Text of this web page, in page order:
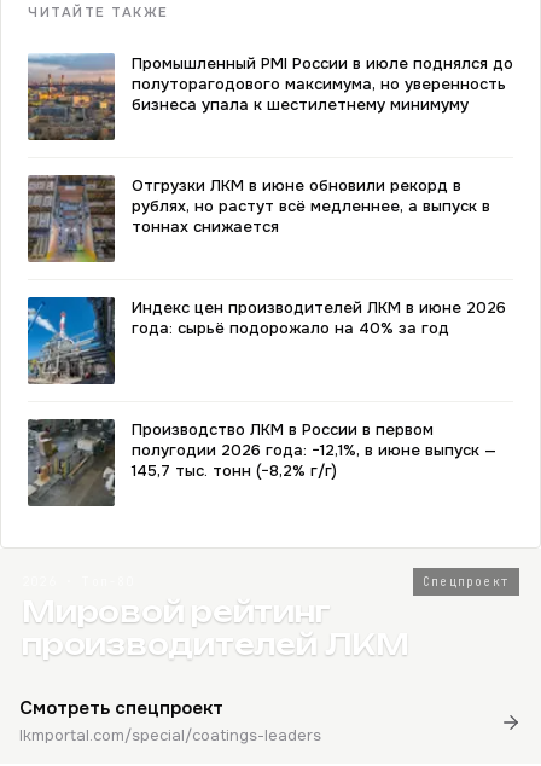
ЧИТАЙТЕ ТАКЖЕ
Промышленный PMI России в июле поднялся до
полуторагодового максимума, но уверенность
бизнеса упала к шестилетнему минимуму
Отгрузки ЛКМ в июне обновили рекорд в
рублях, но растут всё медленнее, а выпуск в
тоннах снижается
Индекс цен производителей ЛКМ в июне 2026
года: сырьё подорожало на 40% за год
Производство ЛКМ в России в первом
полугодии 2026 года: −12,1%, в июне выпуск —
145,7 тыс. тонн (−8,2% г/г)
Спецпроект
Мировой рейтинг
производителей ЛКМ
Смотреть спецпроект
lkmportal.com/special/coatings-leaders